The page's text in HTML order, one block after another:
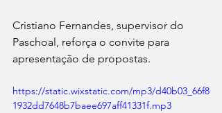
Cristiano Fernandes, supervisor do
Paschoal, reforça o convite para
apresentação de propostas.
https://static.wixstatic.com/mp3/d40b03_66f8
1932dd7648b7baee697aff41331f.mp3